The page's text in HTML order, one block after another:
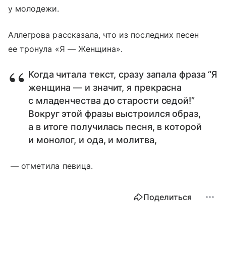
у молодежи.
Аллегрова рассказала, что из последних песен
ее тронула «Я — Женщина».
Когда читала текст, сразу запала фраза “Я
женщина — и значит, я прекрасна
с младенчества до старости седой!”
Вокруг этой фразы выстроился образ,
а в итоге получилась песня, в которой
и монолог, и ода, и молитва,
— отметила певица.
Поделиться